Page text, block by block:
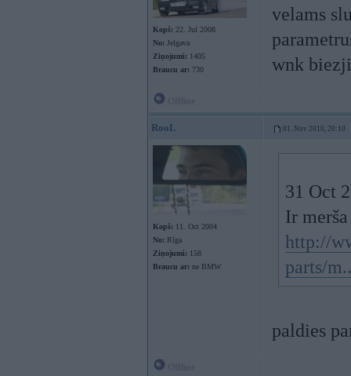
Kopš: 22. Jul 2008
No: Jelgava
Ziņojumi: 1405
Braucu ar: 730
velams
wnk
RooL 01. Nov 2010, 20:10
Kopš: 11. Oct 2004
No: Rīga
Ziņojumi: 158
Braucu ar: ne BMW
31 Oct
Ir
http://
parts/
paldies